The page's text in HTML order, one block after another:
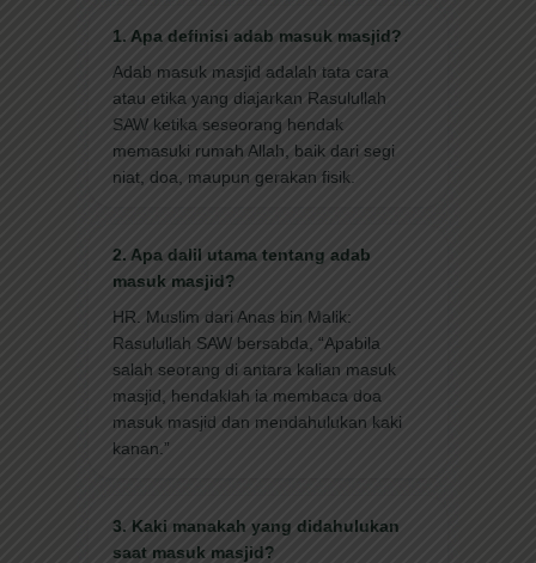
1. Apa definisi adab masuk masjid?
Adab masuk masjid adalah tata cara
atau etika yang diajarkan Rasulullah
SAW ketika seseorang hendak
memasuki rumah Allah, baik dari segi
niat, doa, maupun gerakan fisik.
2. Apa dalil utama tentang adab
masuk masjid?
HR. Muslim dari Anas bin Malik:
Rasulullah SAW bersabda, “Apabila
salah seorang di antara kalian masuk
masjid, hendaklah ia membaca doa
masuk masjid dan mendahulukan kaki
kanan.”
3. Kaki manakah yang didahulukan
saat masuk masjid?